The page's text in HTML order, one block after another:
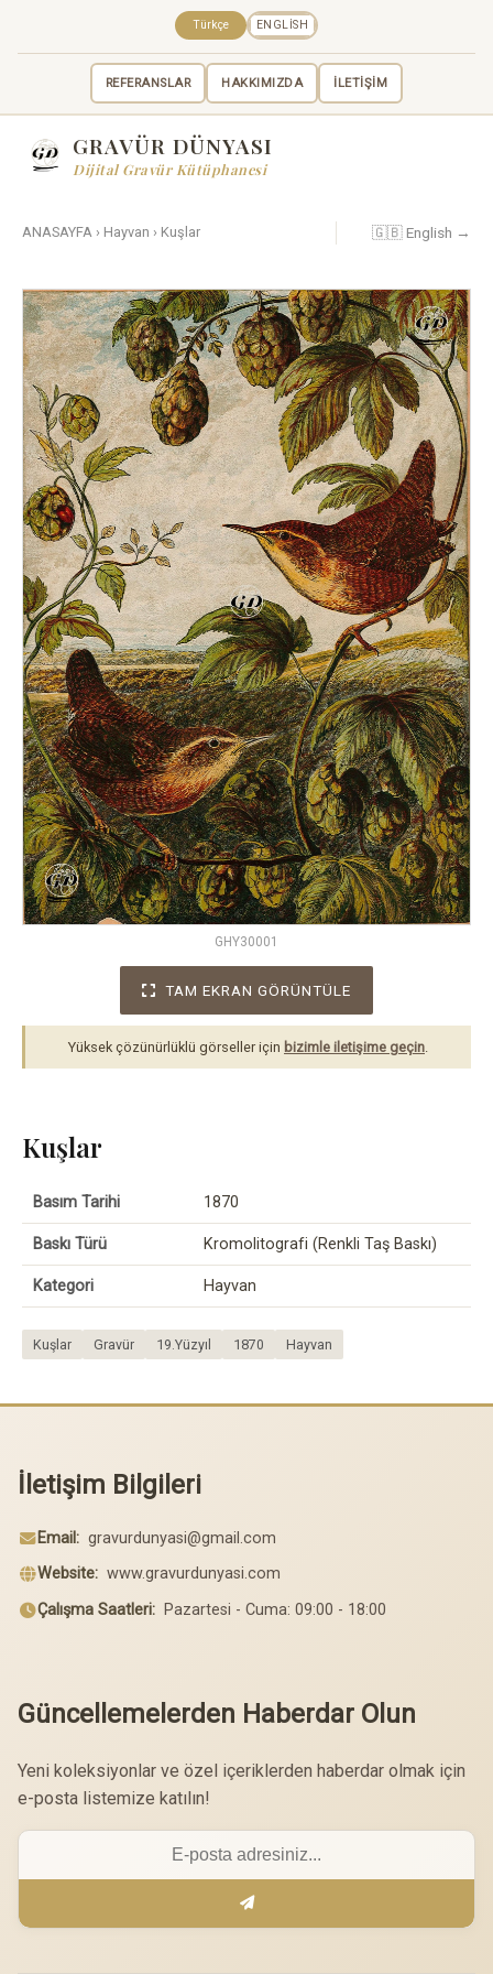
REFERANSLAR HAKKIMIZDA İLETİŞİM
Türkçe ENGLISH
GRAVÜR DÜNYASI
Dijital Gravür Kütüphanesi
ANASAYFA › Hayvan › Kuşlar 🇬🇧 English →
GHY30001
TAM EKRAN GÖRÜNTÜLE
Yüksek çözünürlüklü görseller için bizimle iletişime geçin
Kuşlar
Basım Tarihi 1870
Baskı Türü Kromolitografi (Renkli Taş Baskı)
Kategori Hayvan
Kuşlar Gravür 19.Yüzyıl 1870 Hayvan
İletişim Bilgileri
Email: gravurdunyasi@gmail.com
Website: www.gravurdunyasi.com
Çalışma Saatleri: Pazartesi - Cuma: 09:00 - 18:00
Güncellemelerden Haberdar Olun
Yeni koleksiyonlar ve özel içeriklerden haberdar olmak için
e-posta listemize katılın!